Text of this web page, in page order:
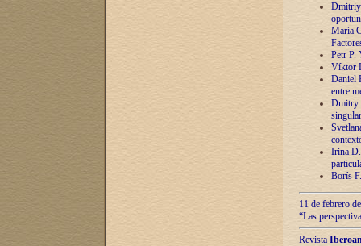
Dmitriy
María
Petr P.
Víktor
Daniel
entre
Dmitry
Irina
Borís
11 de febrero
“Las
Revista